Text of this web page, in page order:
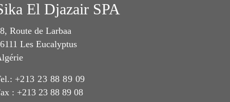
El Djazair SPA
Route de Larbaa
Les Eucalyptus
+213 23 88 89 09
: +213 23 88 89 08